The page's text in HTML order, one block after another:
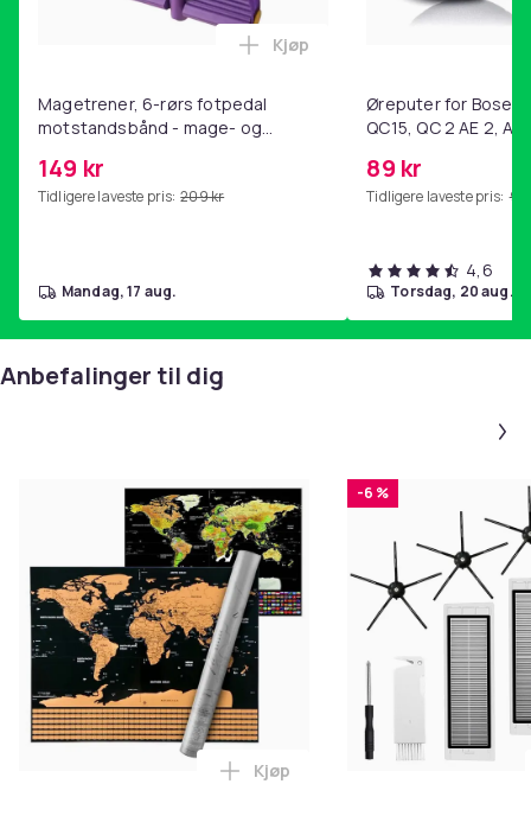
Magetrener, 6-rørs fotpedal
motstandsbånd - mage- og
hjemmegymnastikk Purple
149 kr
Tidligere laveste pris: 209 kr
Legg Magetrener, 6-rørs
Kjøp
mandag, 17 aug.
Øreputer for Bose
QC15, QC 2 AE 2, AE
89 kr
Tidligere laveste pris: 99
4,6
torsdag, 20 aug.
Anbefalinger til dig
Legg Kart med Skrape /
Kjøp
-6 %